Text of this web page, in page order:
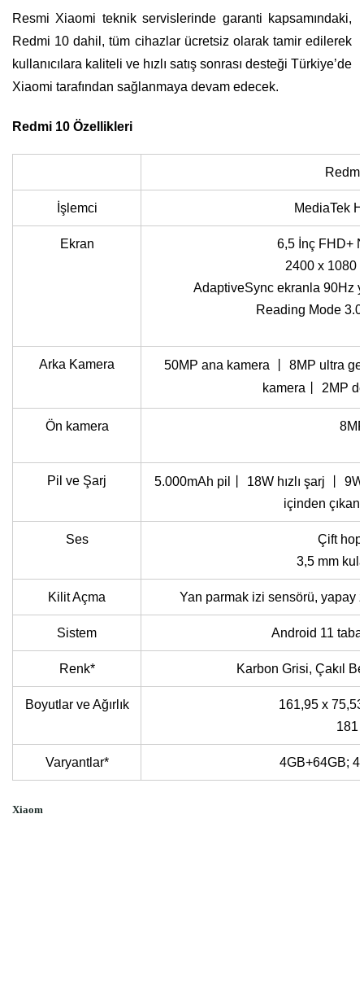
Resmi Xiaomi teknik servislerinde garanti kapsamındaki,
Redmi 10 dahil, tüm cihazlar ücretsiz olarak tamir edilerek
kullanıcılara kaliteli ve hızlı satış sonrası desteği Türkiye’de
Xiaomi tarafından sağlanmaya devam edecek.
Redmi 10 Özellikleri
İşlemci MediaTek
Ekran
6,5 İnç FHD+
2400 x 1080
AdaptiveSync ekranla 90Hz
Reading Mode 3.0,
Arka Kamera 50MP ana kamera
8MP ultra
kamera
2MP
Ön kamera
Pil ve Şarj 5.000mAh pil 18W hızlı şarj
içinden çıkan
Ses
Çift
3,5 mm
Kilit Açma Yan parmak izi sensörü, yapay
Sistem Android 11
Renk* Karbon Grisi, Çakıl
Boyutlar ve Ağırlık
161,95 x
181
Varyantlar* 4GB+64GB;
Xiaom